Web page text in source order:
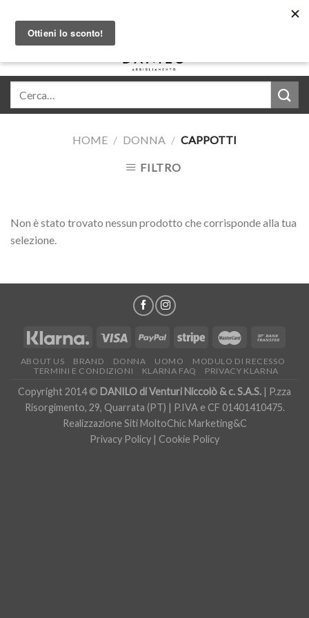
content
HOME / DONNA / CAPPOTTI
FILTRO
Non è stato trovato nessun prodotto che corrisponde alla tua
selezione.
ABOUT US BRAND DONNA UOMO
MODULO DI RECESSO
TERMINI E CONDIZIONI
KLARNA FAQ PRIVACY KLARNA
Copyright 2014 © DANILO di Venturi Niccolò & c. S.A.S. | P.zza
Risorgimento, 29, Quarrata (PT) | P.IVA e CF 01401410475.
Realizzazione Siti MoltoChic Marketing&C
Privacy Policy | Cookie Policy